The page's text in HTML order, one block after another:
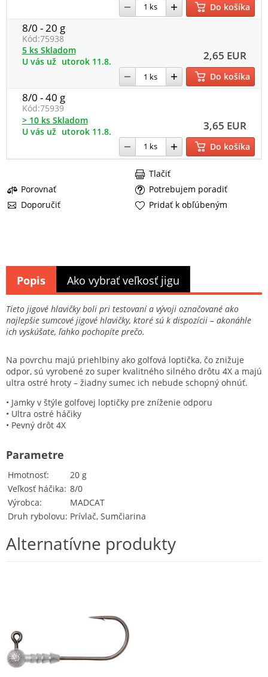
Do košíka
8/0 - 20 g
Kód:75938
2,65 EUR
5 ks Skladom
U vás už utorok 11.8.
Do košíka
8/0 - 40 g
Kód:75939
3,65 EUR
> 10 ks Skladom
U vás už utorok 11.8.
Do košíka
Porovnať
Potrebujem poradiť
Doporučiť
Tlačiť
Pridať k obľúbeným
Tieto jigové hlavičky boli pri testovaní a vývoji označované ako
najlepšie sumcové jigové hlavičky, ktoré sú k dispozícii – akonáhle
ich vyskúšate, ľahko pochopíte prečo.
Na povrchu majú priehlbiny ako golfová loptička, čo znižuje
odpor, sú vyrobené zo super kvalitného silného drôtu 4X a majú
ultra ostré hroty – žiadny sumec ich nebude schopný ohnúť.
• Jamky v štýle golfovej loptičky pre zníženie odporu
• Ultra ostré háčiky
• Pevný drôt 4X
Hmotnosť
20 g
Veľkosť háčika 8/0
Výrobca
MADCAT
Druh rybolovu Prívlač, Sumčiarina
Parametre
Popis Ako vybrať veľkosť jigu
Alternatívne produkty